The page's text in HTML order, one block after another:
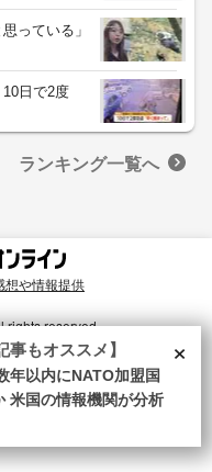
っている」
10日で2度
ランキング一覧へ
想や情報提供
rights reserved.
したコンテンツや広告配信を提供する
バシーポリシー をご確認ください。×
事もオススメ】
年以内にNATO加盟国
米国の情報機関が分析